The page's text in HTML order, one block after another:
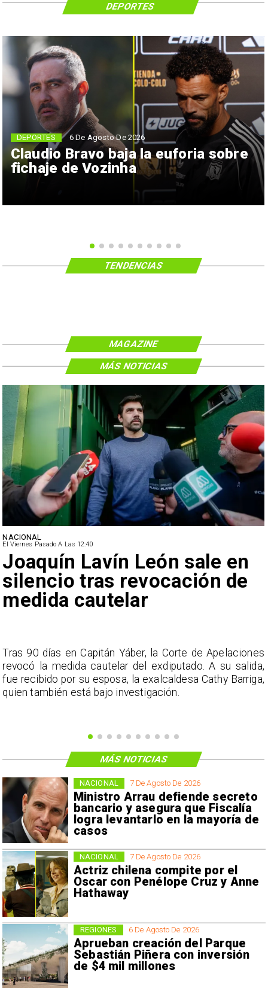
Claudio Bravo baja la euforia sobre
fichaje de Vozinha
DEPORTES 6 De Agosto De 2026
DEPORTES
TENDENCIAS
MAGAZINE
NACIONAL
El Viernes Pasado A Las 12:40
Joaquín Lavín León sale en
silencio tras revocación de
medida cautelar
Tras 90 días en Capitán Yáber, la Corte de Apelaciones
revocó la medida cautelar del exdiputado. A su salida,
fue recibido por su esposa, la exalcaldesa Cathy Barriga,
quien también está bajo investigación.
MÁS NOTICIAS
7 De Agosto De 2026
Ministro Arrau defiende secreto
bancario y asegura que Fiscalía
logra levantarlo en la mayoría de
casos
NACIONAL
7 De Agosto De 2026
Actriz chilena compite por el
Oscar con Penélope Cruz y Anne
Hathaway
NACIONAL
6 De Agosto De 2026
Aprueban creación del Parque
Sebastián Piñera con inversión
de $4 mil millones
REGIONES
MÁS NOTICIAS